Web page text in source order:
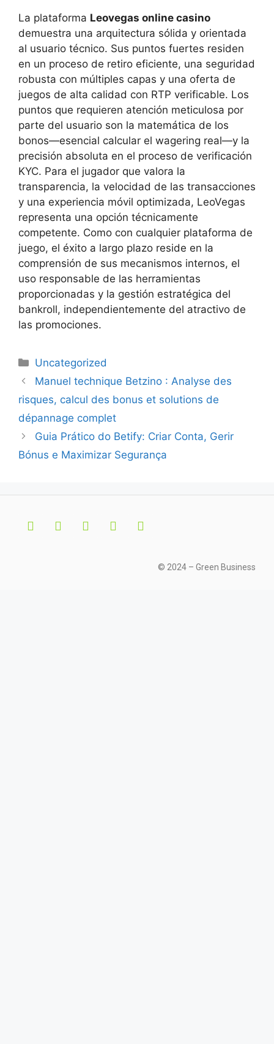
La plataforma Leovegas online casino
demuestra una arquitectura sólida y orientada
al usuario técnico. Sus puntos fuertes residen
en un proceso de retiro eficiente, una seguridad
robusta con múltiples capas y una oferta de
juegos de alta calidad con RTP verificable. Los
puntos que requieren atención meticulosa por
parte del usuario son la matemática de los
bonos—esencial calcular el wagering real—y la
precisión absoluta en el proceso de verificación
KYC. Para el jugador que valora la
transparencia, la velocidad de las transacciones
y una experiencia móvil optimizada, LeoVegas
representa una opción técnicamente
competente. Como con cualquier plataforma de
juego, el éxito a largo plazo reside en la
comprensión de sus mecanismos internos, el
uso responsable de las herramientas
proporcionadas y la gestión estratégica del
bankroll, independientemente del atractivo de
las promociones.
Uncategorized
Manuel technique Betzino : Analyse des
risques, calcul des bonus et solutions de
dépannage complet
Guia Prático do Betify: Criar Conta, Gerir
Bónus e Maximizar Segurança
© 2024 – Green Business